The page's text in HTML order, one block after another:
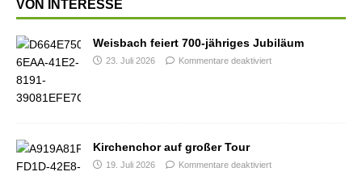
VON INTERESSE
Weisbach feiert 700-jähriges Jubiläum
23. Juli 2026 Kommentare deaktiviert
Kirchenchor auf großer Tour
19. Juli 2026 Kommentare deaktiviert